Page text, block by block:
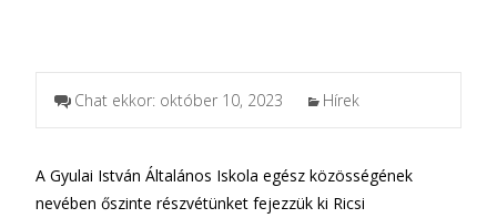
Chat ekkor: október 10, 2023 Hírek
A Gyulai István Általános Iskola egész közösségének
nevében őszinte részvétünket fejezzük ki Ricsi